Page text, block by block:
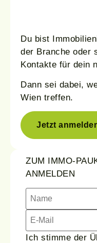
Du bist
der Branche oder
Kontakte für dein
Dann sei dabei,
Wien treffen.
Jetzt
ZUM IMMO-
ANMELDEN
Ich stimme der